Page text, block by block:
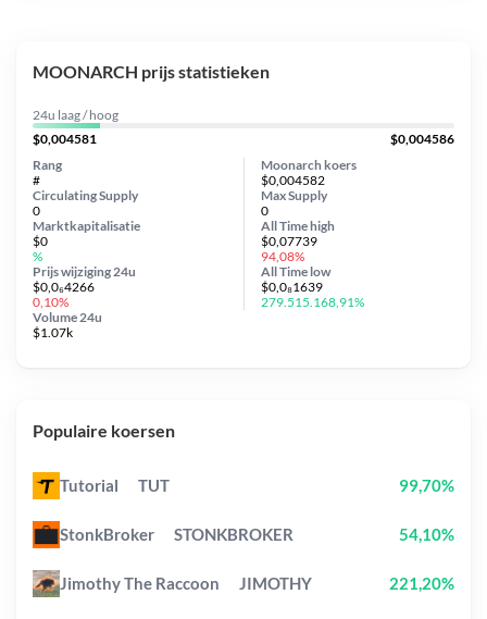
MOONARCH prijs statistieken
24u laag / hoog
$0,004581
$0,004586
Moonarch koers
$0,004582
Circulating Supply
0
Prijs wijziging 24u
$0,0₆4266
0,10%
Max Supply
0
Marktkapitalisatie
$0
%
Volume 24u
$1.07k
Rang
#
All Timehigh
$0,07739
94,08%
All Time low
$0,0₈1639
279.515.168,91%
Populaire koersen
Tutorial TUT 99,70%
StonkBroker STONKBROKER 54,10%
Jimothy The Raccoon JIMOTHY 221,20%